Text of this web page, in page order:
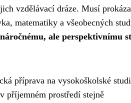
vzdělávací dráze. Musí
matematiky a všeobecných
ale perspektivnímu
příprava na vysokoškolské
příjemném prostředí stejně